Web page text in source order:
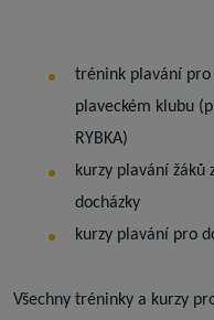
trénink plavání pro
plaveckém klubu
RYBKA)
kurzy plavání žáků
docházky
kurzy plavání pro
Všechny tréninky a kurzy